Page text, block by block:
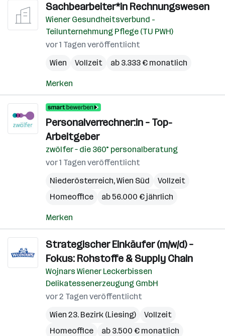
Sachbearbeiter*in Rechnungswesen
Wiener Gesundheitsverbund -
Teilunternehmung Pflege (TU PWH)
vor 1 Tagen veröffentlicht
Wien
Vollzeit ab 3.333 € monatlich
Merken
Personalverrechner:in – Top-
Arbeitgeber
zwölfer – die 360° personalberatung
vor 1 Tagen veröffentlicht
Niederösterreich,Wien Süd
Vollzeit
Homeoffice
ab 56.000 € jährlich
Merken
Strategischer Einkäufer (m/w/d) –
Fokus: Rohstoffe & Supply Chain
Wojnars Wiener Leckerbissen
Delikatessenerzeugung GmbH
vor 2 Tagen veröffentlicht
Wien 23. Bezirk (Liesing)
Vollzeit
Homeoffice
ab 3.500 € monatlich